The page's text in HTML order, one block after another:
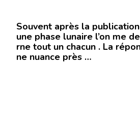
Souvent après la
une phase lunaire l’on me
rne tout un chacun . La
ne nuance près …